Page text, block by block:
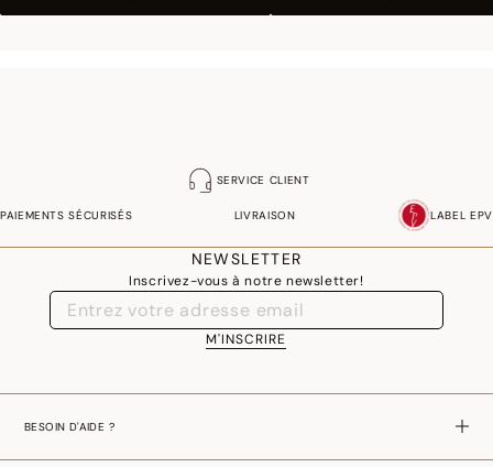
SERVICE CLIENT
PAIEMENTS SÉCURISÉS LIVRAISON LABEL EPV
NEWSLETTER
Inscrivez-vous à notre newsletter!
M'INSCRIRE
BESOIN D'AIDE ?